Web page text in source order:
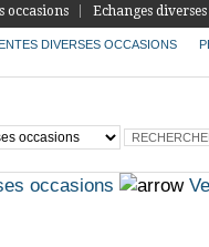
occasions Echanges
DIVERSES OCCASIONS
occasions